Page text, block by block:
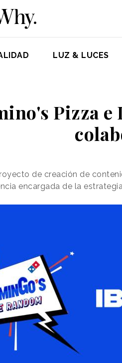
LUZ & LUCES
Pizza
de creación de
encargada de la